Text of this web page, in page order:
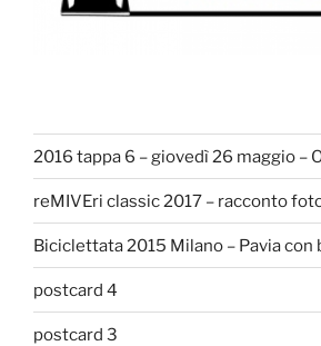
2016 tappa 6 – giovedì 26 maggio –
reMIVEri classic 2017 – racconto
Biciclettata 2015 Milano – Pavia con
postcard 4
postcard 3